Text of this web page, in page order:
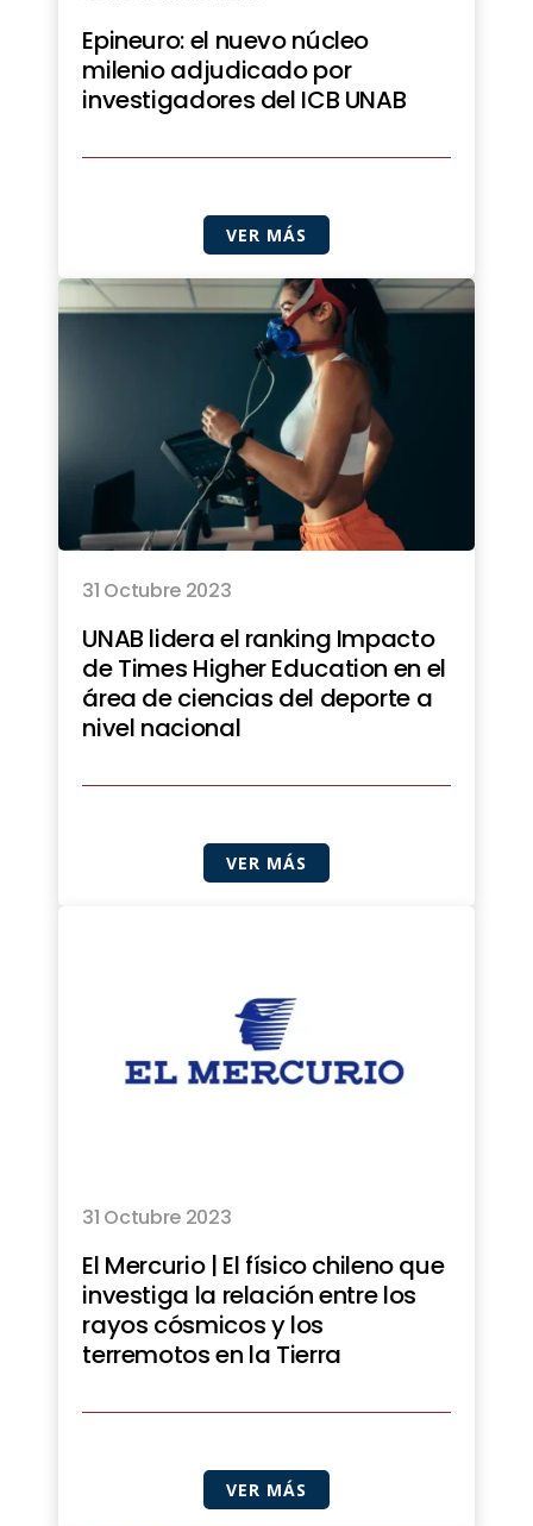
Epineuro: el nuevo núcleo
milenio adjudicado por
investigadores del ICB UNAB
VER MÁS
31 Octubre 2023
UNAB lidera el ranking Impacto
de Times Higher Education en el
área de ciencias del deporte a
nivel nacional
VER MÁS
31 Octubre 2023
El Mercurio | El físico chileno que
investiga la relación entre los
rayos cósmicos y los
terremotos en la Tierra
VER MÁS